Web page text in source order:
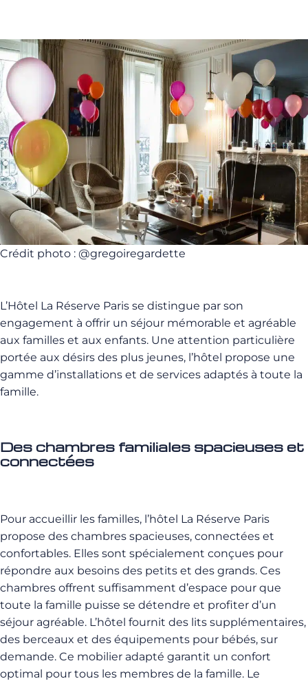
Crédit photo : @gregoiregardette
L’Hôtel La Réserve Paris se distingue par son
engagement à offrir un séjour mémorable et agréable
aux familles et aux enfants. Une attention particulière
portée aux désirs des plus jeunes, l’hôtel propose une
gamme d’installations et de services adaptés à toute la
famille.
Des chambres familiales spacieuses et
connectées
Pour accueillir les familles, l’hôtel La Réserve Paris
propose des chambres spacieuses, connectées et
confortables. Elles sont spécialement conçues pour
répondre aux besoins des petits et des grands. Ces
chambres offrent suffisamment d’espace pour que
toute la famille puisse se détendre et profiter d’un
séjour agréable. L’hôtel fournit des lits supplémentaires,
des berceaux et des équipements pour bébés, sur
demande. Ce mobilier adapté garantit un confort
optimal pour tous les membres de la famille. Le